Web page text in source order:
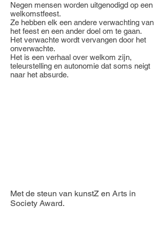
Negen mensen worden uitgenodigd op een
welkomstfeest.
Ze hebben elk een andere verwachting van
het feest en een ander doel om te gaan.
Het verwachte wordt vervangen door het
onverwachte.
Het is een verhaal over welkom zijn,
teleurstelling en autonomie dat soms neigt
naar het absurde.
Met de steun van kunstZ en Arts in
Society Award.